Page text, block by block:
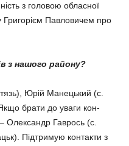
з головою обласної
Григорієм Павловичем про
з нашого району?
Юрій Манецький (с.
брати до уваги кон­
Олександр Гаврось (с.
Підтримую контакти з